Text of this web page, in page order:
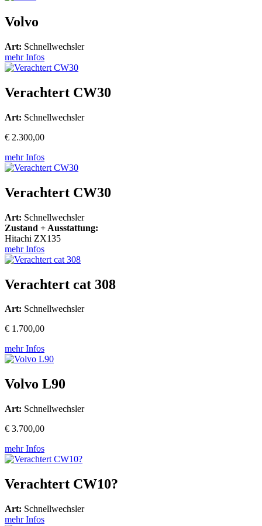
Volvo
Art: Schnellwechsler
mehr Infos
Verachtert CW30
Art: Schnellwechsler
€ 2.300,00
mehr Infos
Verachtert CW30
Art: Schnellwechsler
Zustand + Ausstattung:
Hitachi ZX135
mehr Infos
Verachtert cat 308
Art: Schnellwechsler
€ 1.700,00
mehr Infos
Volvo L90
Art: Schnellwechsler
€ 3.700,00
mehr Infos
Verachtert CW10?
Art: Schnellwechsler
mehr Infos